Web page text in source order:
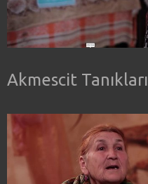
Akmescit Tanıkları